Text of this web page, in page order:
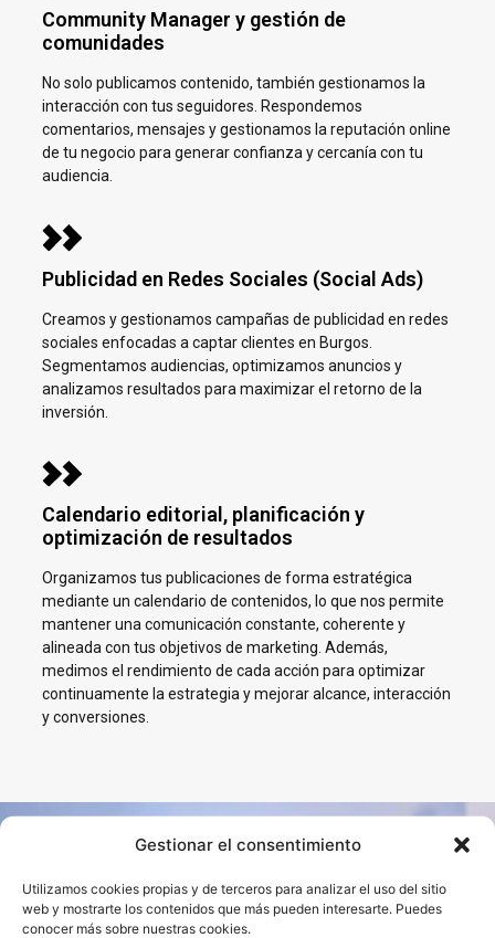
Gestionar el consentimiento
Utilizamos cookies propias y de terceros para analizar el uso del sitio
web y mostrarte los contenidos que más pueden interesarte. Puedes
conocer más sobre nuestras cookies.
Community Manager y gestión de
comunidades
No solo publicamos contenido, también gestionamos la
interacción con tus seguidores. Respondemos
comentarios, mensajes y gestionamos la reputación online
de tu negocio para generar confianza y cercanía con tu
audiencia.
Publicidad en Redes Sociales (Social Ads)
Creamos y gestionamos campañas de publicidad en redes
sociales enfocadas a captar clientes en Burgos.
Segmentamos audiencias, optimizamos anuncios y
analizamos resultados para maximizar el retorno de la
inversión.
Calendario editorial, planificación y
optimización de resultados
Organizamos tus publicaciones de forma estratégica
mediante un calendario de contenidos, lo que nos permite
mantener una comunicación constante, coherente y
alineada con tus objetivos de marketing. Además,
medimos el rendimiento de cada acción para optimizar
continuamente la estrategia y mejorar alcance, interacción
y conversiones.
Impulsamos tu negocio en
Redes Sociales en Burgos